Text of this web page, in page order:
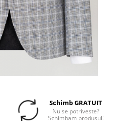
Schimb GRATUIT
Nu se potriveste?
Schimbam produsul!